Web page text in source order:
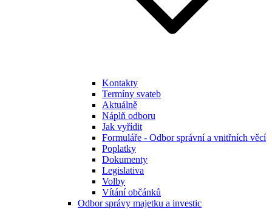
Kontakty
Termíny svateb
Aktuálně
Náplň odboru
Jak vyřídit
Formuláře - Odbor správní a vnitřních věcí
Poplatky
Dokumenty
Legislativa
Volby
Vítání občánků
Odbor správy majetku a investic